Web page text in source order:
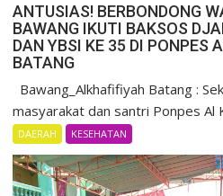
ANTUSIAS! BERBONDONG
BAWANG IKUTI BAKSOS
DAN YBSI KE 35 DI PONPES
BATANG
Bawang_Alkhafifiyah Batang :
masyarakat dan santri Ponpes Al
DAERAH KESEHATAN